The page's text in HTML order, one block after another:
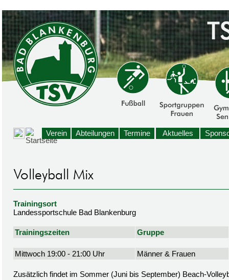
Verein Abteilungen Termine Aktuelles
Trainingsort
Landessportschule Bad Blankenburg
Trainingszeiten Gruppe
Mittwoch 19:00 - 21:00 Uhr Männer & Frauen
Zusätzlich findet im Sommer (Juni bis September) Beach-